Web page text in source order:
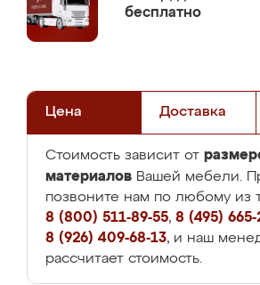
бесплатно
Цена Доставка
Стоимость зависит от
материалов Вашей мебели.
позвоните нам по любому из
8 (800) 511-89-55, 8 (495)
8 (926) 409-68-13, и наш
рассчитает стоимость.